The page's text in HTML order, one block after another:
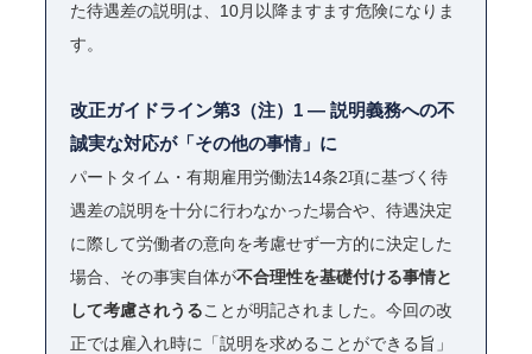
た待遇差の説明は、10月以降ますます危険になりま
す。
改正ガイドライン第3（注）1 ― 説明義務への不
誠実な対応が「その他の事情」に
パートタイム・有期雇用労働法14条2項に基づく待
遇差の説明を十分に行わなかった場合や、待遇決定
に際して労働者の意向を考慮せず一方的に決定した
場合、その事実自体が不合理性を基礎付ける事情と
して考慮されうることが明記されました。今回の改
正では雇入れ時に「説明を求めることができる旨」